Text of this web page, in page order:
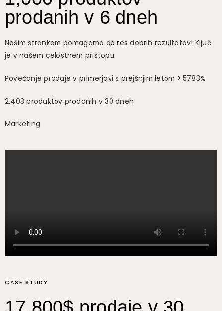
prodanih v 6 dneh
Našim strankam pomagamo do res dobrih rezultatov! Ključ
je v našem celostnem pristopu
Povečanje prodaje v primerjavi s prejšnjim letom > 5783%
2.403 produktov prodanih v 30 dneh
Marketing
CASE STUDY